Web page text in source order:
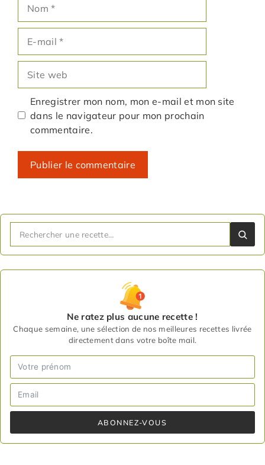
mail
web
Enregistrer mon nom, mon e-mail et mon site
dans le navigateur pour mon prochain
commentaire.
Ne ratez plus aucune recette !
Chaque semaine, une sélection de nos meilleures recettes livrée
directement dans votre boîte mail.
ABONNEZ-VOUS